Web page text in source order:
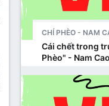
CHÍ PHÈO - NAM
Cái chết trong
Phèo" - Nam Cao